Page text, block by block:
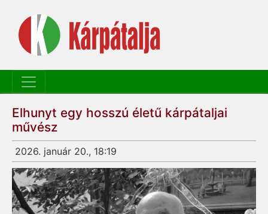
Elhunyt egy hosszú életű kárpátaljai
művész
2026. január 20., 18:19